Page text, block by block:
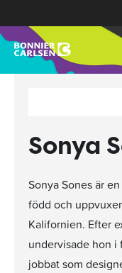
Sonya
Sonya Sones är
född och
Kalifornien. Efter
undervisade hon i
jobbat som